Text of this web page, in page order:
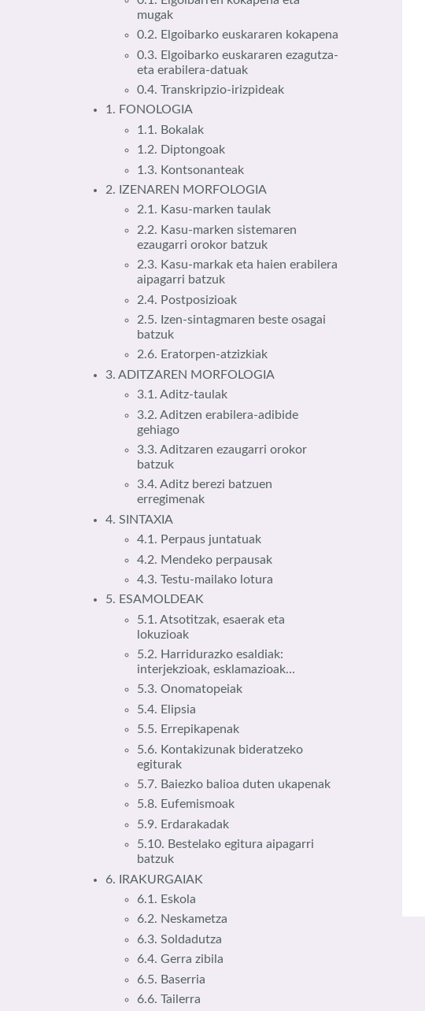
mugak
0.2. Elgoibarko euskararen kokapena
0.3. Elgoibarko euskararen ezagutza-
eta erabilera-datuak
0.4. Transkripzio-irizpideak
1. FONOLOGIA
1.1. Bokalak
1.2. Diptongoak
1.3. Kontsonanteak
2. IZENAREN MORFOLOGIA
2.1. Kasu-marken taulak
2.2. Kasu-marken sistemaren
ezaugarri orokor batzuk
2.3. Kasu-markak eta haien erabilera
aipagarri batzuk
2.4. Postposizioak
2.5. Izen-sintagmaren beste osagai
batzuk
2.6. Eratorpen-atzizkiak
3. ADITZAREN MORFOLOGIA
3.1. Aditz-taulak
3.2. Aditzen erabilera-adibide
gehiago
3.3. Aditzaren ezaugarri orokor
batzuk
3.4. Aditz berezi batzuen
erregimenak
4. SINTAXIA
4.1. Perpaus juntatuak
4.2. Mendeko perpausak
4.3. Testu-mailako lotura
5. ESAMOLDEAK
5.1. Atsotitzak, esaerak eta
lokuzioak
5.2. Harridurazko esaldiak:
interjekzioak, esklamazioak...
5.3. Onomatopeiak
5.4. Elipsia
5.5. Errepikapenak
5.6. Kontakizunak bideratzeko
egiturak
5.7. Baiezko balioa duten ukapenak
5.8. Eufemismoak
5.9. Erdarakadak
5.10. Bestelako egitura aipagarri
batzuk
6. IRAKURGAIAK
6.1. Eskola
6.2. Neskametza
6.3. Soldadutza
6.4. Gerra zibila
6.5. Baserria
6.6. Tailerra